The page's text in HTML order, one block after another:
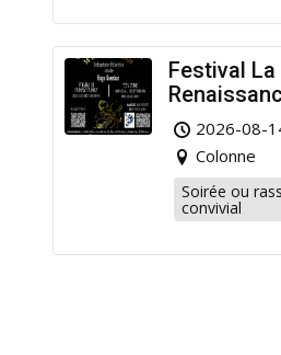
Festival La
2026-08-
Colonne
Soirée ou
convivial